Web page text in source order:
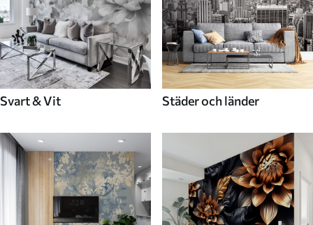
Svart & Vit Städer och länder